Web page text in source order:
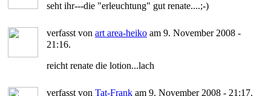
seht ihr---die "erleuchtung" gut renate....;-)
verfasst von art area-heiko am 9. November 2008 -
21:16.
reicht renate die lotion...lach
verfasst von Tat-Frank am 9. November 2008 - 21:17.